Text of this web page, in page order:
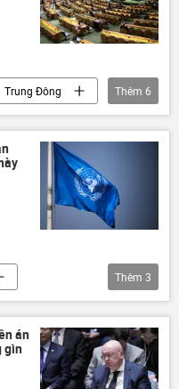
Thổ Nhĩ Kỳ
Trung Đông
Hợp Quốc
Thêm 6
Lebanon
Thêm 3
án
gìn